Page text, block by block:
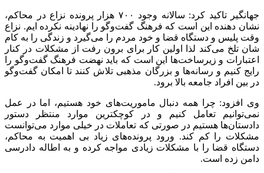
جهانگیر تاکید کرد: سالانه وجود ۷۰۰ هزار پرونده نزاع در محاکم،
نشان دهنده این است که فرهنگ گفت‌وگو را نهادینه نکرده ایم. نزاع
وقت پلیس و دستگاه قضا و خود مردم را می‌گیرد و زندگی را به کام
شان تلخ می‌کند لذا اولین کار برای برون رفت از مشکلات در کنار
اعتبارات و زیرساخت‌ها این است که باید نهضت فرهنگ گفت‌وگو را
رایج کنیم و رسانه‌ها و بزرگان مذهبی تلاش کنند تا امکان گفت‌وگو
در بین افراد جامعه بالا برود.
وی افزود: چرا همه دنبال ماموریت‌های خود هستیم، اما در عمل
نمی‌توانیم تعامل کنیم و در کوچکترین موارد منتظر دستور
دادستان‌ها هستیم در صورتی که تعاملات در خیلی موارد می‌توانست
مشکلات را کم کند. ورود پرونده‌های زیاد بی اهمیت به محاکم،
دستگاه قضا را با مشکلات زیادی مواجه کرده و به اطاله دادرسی
دامن زده است.